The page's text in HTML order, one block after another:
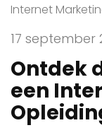
Internet
17 september
Ontdek
een